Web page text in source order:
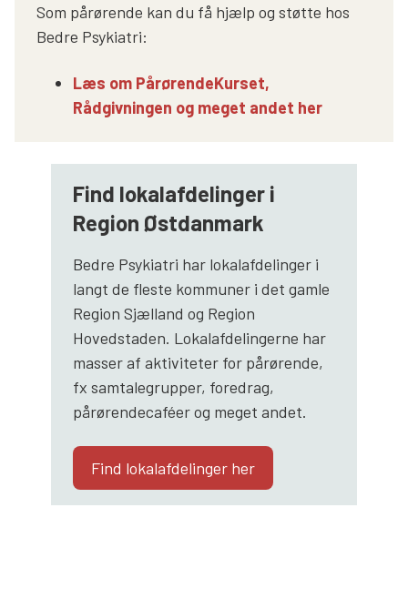
Som pårørende kan du få hjælp og støtte hos
Bedre Psykiatri:
Læs om PårørendeKurset,
Rådgivningen og meget andet her
Find lokalafdelinger i
Region Østdanmark
Bedre Psykiatri har lokalafdelinger i
langt de fleste kommuner i det gamle
Region Sjælland og Region
Hovedstaden. Lokalafdelingerne har
masser af aktiviteter for pårørende,
fx samtalegrupper, foredrag,
pårørendecaféer og meget andet.
Find lokalafdelinger her